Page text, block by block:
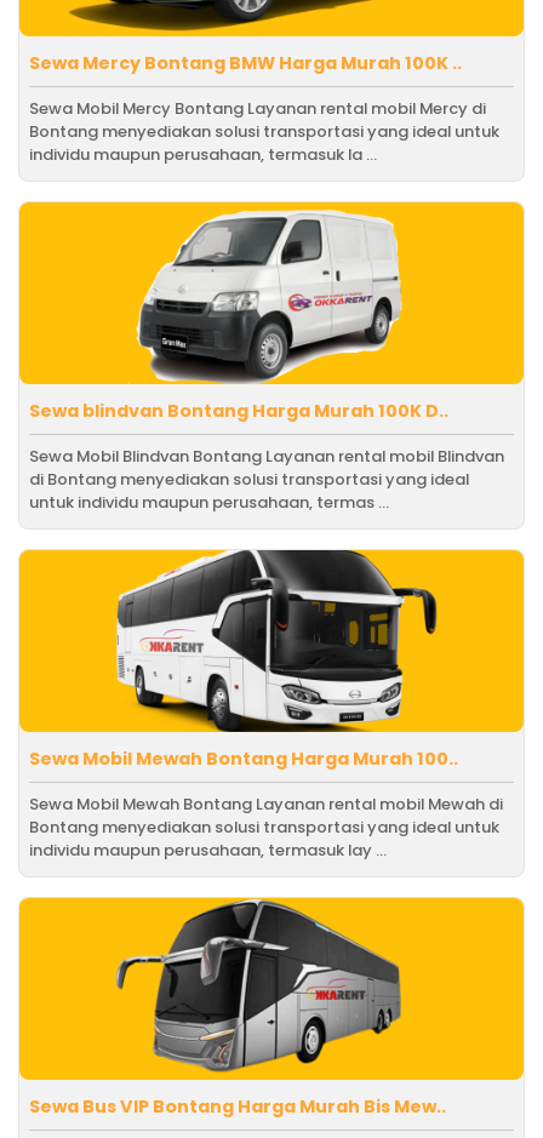
Sewa Mercy Bontang BMW Harga Murah 100K ..
Sewa Mobil Mercy Bontang Layanan rental mobil Mercy di
Bontang menyediakan solusi transportasi yang ideal untuk
individu maupun perusahaan, termasuk la ...
Sewa blindvan Bontang Harga Murah 100K D..
Sewa Mobil Blindvan Bontang Layanan rental mobil Blindvan
di Bontang menyediakan solusi transportasi yang ideal
untuk individu maupun perusahaan, termas ...
Sewa Mobil Mewah Bontang Harga Murah 100..
Sewa Mobil Mewah Bontang Layanan rental mobil Mewah di
Bontang menyediakan solusi transportasi yang ideal untuk
individu maupun perusahaan, termasuk lay ...
Sewa Bus VIP Bontang Harga Murah Bis Mew..